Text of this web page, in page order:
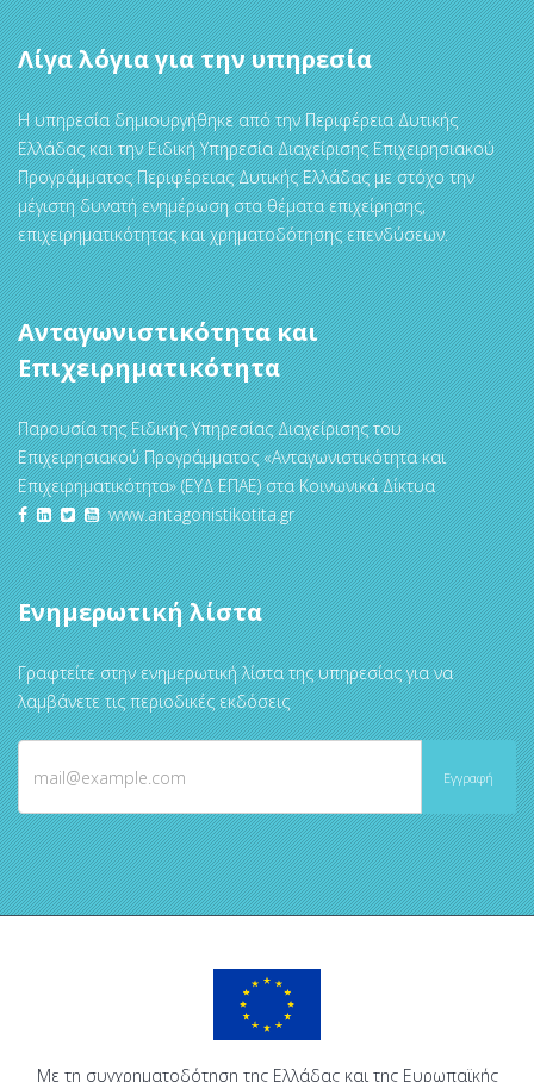
Λίγα λόγια για την υπηρεσία
Η υπηρεσία δημιουργήθηκε από την Περιφέρεια Δυτικής
Ελλάδας και την Ειδική Υπηρεσία Διαχείρισης Επιχειρησιακού
Προγράμματος Περιφέρειας Δυτικής Ελλάδας με στόχο την
μέγιστη δυνατή ενημέρωση στα θέματα επιχείρησης,
επιχειρηματικότητας και χρηματοδότησης επενδύσεων.
Ανταγωνιστικότητα και
Επιχειρηματικότητα
Παρουσία της Ειδικής Υπηρεσίας Διαχείρισης του
Επιχειρησιακού Προγράμματος «Ανταγωνιστικότητα και
Επιχειρηματικότητα» (ΕΥΔ ΕΠΑΕ) στα Κοινωνικά Δίκτυα
www.antagonistikotita.gr
Ενημερωτική λίστα
Γραφτείτε στην ενημερωτική λίστα της υπηρεσίας για να
λαμβάνετε τις περιοδικές εκδόσεις
Με τη συγχρηματοδότηση της Ελλάδας και της Ευρωπαϊκής